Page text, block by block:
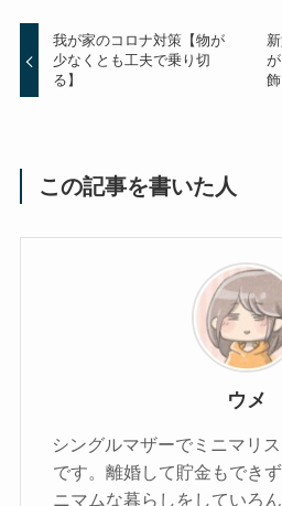
我が家のコロナ対策【物が
少なくとも工夫で乗り切
る】
この記事を書いた人
ウメ
シングルマザーでミニマリ
です。離婚して貯金もでき
ニマムな暮らしをしていろ